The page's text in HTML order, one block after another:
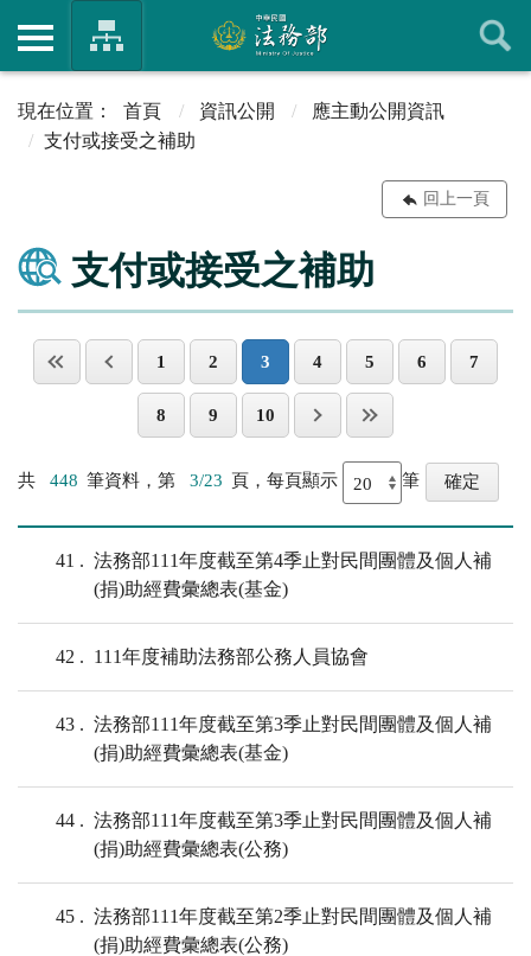
首頁 資訊公開
應主動公開資訊
支付或接受之補助
回上一頁
支付或接受之補助
1 2 3 4 5 6 7
8 9 10
共 448 筆資料，第 3/23 頁，每頁顯示 筆
41
法務部111年度截至第4季止對民間團體及個人補
(捐)助經費彙總表(基金)
42 111年度補助法務部公務人員協會
43
法務部111年度截至第3季止對民間團體及個人補
(捐)助經費彙總表(基金)
44
法務部111年度截至第3季止對民間團體及個人補
(捐)助經費彙總表(公務)
45
法務部111年度截至第2季止對民間團體及個人補
(捐)助經費彙總表(公務)